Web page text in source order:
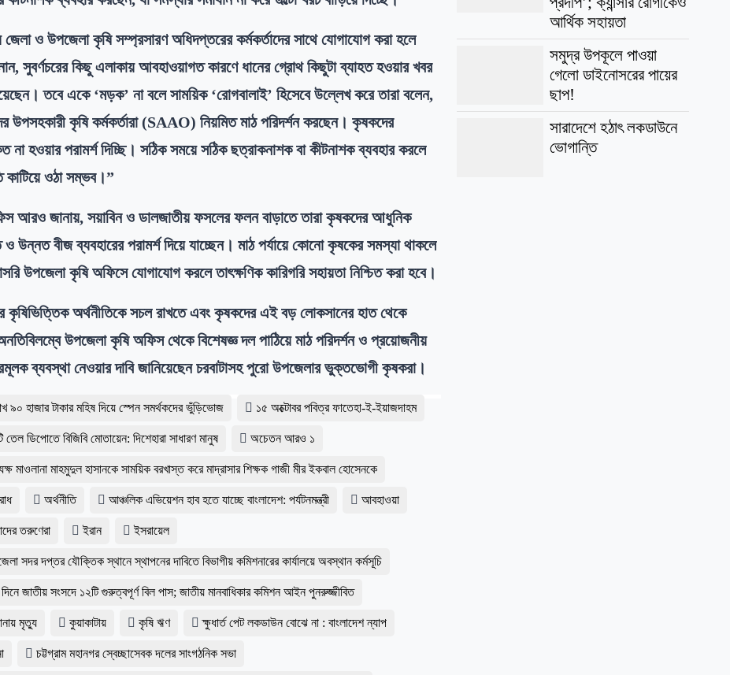
জেলা ও উপজেলা কৃষি সম্প্রসারণ অধিদপ্তরের কর্মকর্তাদের সাথে যোগাযোগ করা হলে
সুবর্ণচরের কিছু এলাকায় আবহাওয়াগত কারণে ধানের গ্রোথ কিছুটা ব্যাহত হওয়ার খবর
তবে একে ‘মড়ক’ না বলে সাময়িক ‘রোগবালাই’ হিসেবে উল্লেখ করে তারা বলেন,
উপসহকারী কৃষি কর্মকর্তারা (SAAO) নিয়মিত মাঠ পরিদর্শন করছেন। কৃষকদের
হওয়ার পরামর্শ দিচ্ছি। সঠিক সময়ে সঠিক ছত্রাকনাশক বা কীটনাশক ব্যবহার করলে
কাটিয়ে ওঠা সম্ভব।”
আরও জানায়, সয়াবিন ও ডালজাতীয় ফসলের ফলন বাড়াতে তারা কৃষকদের আধুনিক
উন্নত বীজ ব্যবহারের পরামর্শ দিয়ে যাচ্ছেন। মাঠ পর্যায়ে কোনো কৃষকের সমস্যা থাকলে
উপজেলা কৃষি অফিসে যোগাযোগ করলে তাৎক্ষণিক কারিগরি সহায়তা নিশ্চিত করা হবে।
কৃষিভিত্তিক অর্থনীতিকে সচল রাখতে এবং কৃষকদের এই বড় লোকসানের হাত থেকে
উপজেলা কৃষি অফিস থেকে বিশেষজ্ঞ দল পাঠিয়ে মাঠ পরিদর্শন ও প্রয়োজনীয়
ব্যবস্থা নেওয়ার দাবি জানিয়েছেন চরবাটাসহ পুরো উপজেলার ভুক্তভোগী কৃষকরা।
৯০ হাজার টাকার মহিষ দিয়ে স্পেন সমর্থকদের ভুঁড়িভোজ ১৫ অক্টোবর পবিত্র ফাতেহা-ই-ইয়াজদাহম
তেল ডিপোতে বিজিবি মোতায়েন: দিশেহারা সাধারণ মানুষ অচেতন আরও ১
মাওলানা মাহমুদুল হাসানকে সাময়িক বরখাস্ত করে মাদ্রাসার শিক্ষক গাজী মীর ইকবাল হোসেনকে
অর্থনীতি আঞ্চলিক এভিয়েশন হাব হতে যাচ্ছে বাংলাদেশ: পর্যটনমন্ত্রী আবহাওয়া
তরুণেরা ইরান ইসরায়েল
সদর দপ্তর যৌক্তিক স্থানে স্থাপনের দাবিতে বিভাগীয় কমিশনারের কার্যালয়ে অবস্থান কর্মসূচি
জাতীয় সংসদে ১২টি গুরুত্বপূর্ণ বিল পাস; জাতীয় মানবাধিকার কমিশন আইন পুনরুজ্জীবিত
মৃত্যু কুয়াকাটায় কৃষি ঋণ ক্ষুধার্ত পেট লকডাউন বোঝে না : বাংলাদেশ ন্যাপ
চট্টগ্রাম মহানগর স্বেচ্ছাসেবক দলের সাংগঠনিক সভা
আর্থিক সহায়তা
সমুদ্র উপকূলে পাওয়া
গেলো ডাইনোসরের পায়ের
ছাপ!
সারাদেশে হঠাৎ লকডাউনে
ভোগান্তি